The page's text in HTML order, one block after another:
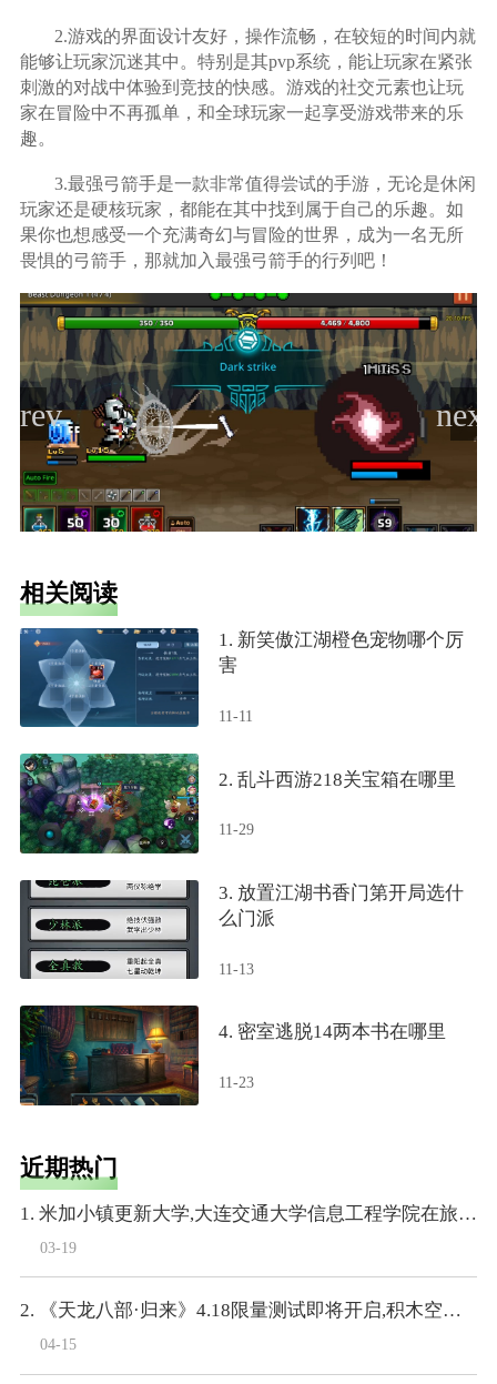
2.游戏的界面设计友好，操作流畅，在较短的时间内就
能够让玩家沉迷其中。特别是其pvp系统，能让玩家在紧张
刺激的对战中体验到竞技的快感。游戏的社交元素也让玩
家在冒险中不再孤单，和全球玩家一起享受游戏带来的乐
趣。
3.最强弓箭手是一款非常值得尝试的手游，无论是休闲
玩家还是硬核玩家，都能在其中找到属于自己的乐趣。如
果你也想感受一个充满奇幻与冒险的世界，成为一名无所
畏惧的弓箭手，那就加入最强弓箭手的行列吧！
相关阅读
1. 新笑傲江湖橙色宠物哪个厉
害
11-11
2. 乱斗西游218关宝箱在哪里
11-29
3. 放置江湖书香门第开局选什
么门派
11-13
4. 密室逃脱14两本书在哪里
11-23
近期热门
1. 米加小镇更新大学,大连交通大学信息工程学院在旅顺大学城里么
03-19
2. 《天龙八部·归来》4.18限量测试即将开启,积木空降爆料
04-15